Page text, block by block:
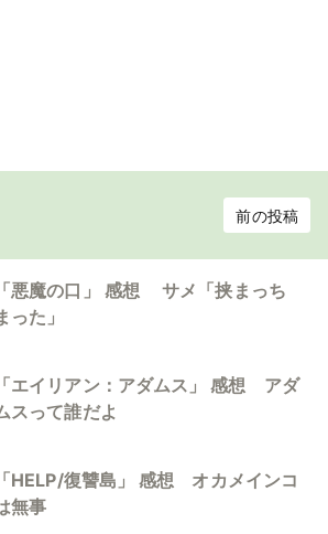
前の投稿
「悪魔の口」 感想 サメ「挟まっち
った」
「エイリアン：アダムス」 感想 アダ
スって誰だよ
「HELP/復讐島」 感想 オカメインコ
無事